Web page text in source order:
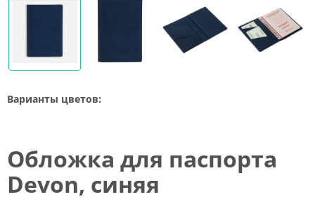
Варианты цветов:
Обложка для паспорта
Devon, синяя